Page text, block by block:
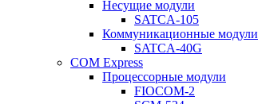
Несущие модули
SATCA-105
Коммуникационные модули
SATCA-40G
COM Express
Процессорные модули
FIOCOM-2